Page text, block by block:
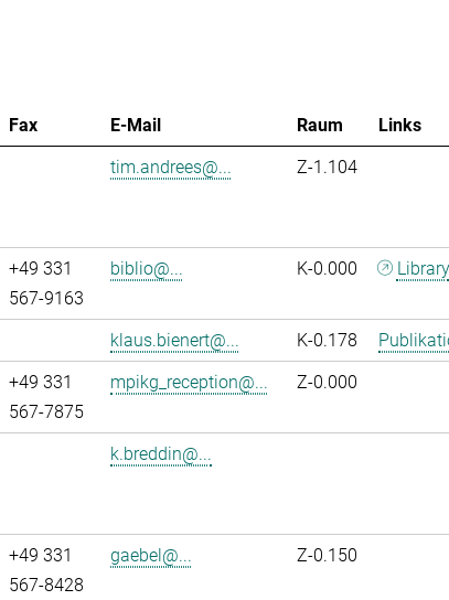
Fax E-Mail Raum
Links
tim.andrees@... Z-1.104
+49 331
567-9163
biblio@... K-0.000 Library
klaus.bienert@... K-0.178
+49 331
567-7875
mpikg_reception@... Z-0.000
k.breddin@...
+49 331
567-8428
gaebel@... Z-0.150